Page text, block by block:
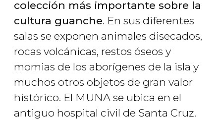
colección más importante sobre la
cultura guanche. En sus diferentes
salas se exponen animales disecados,
rocas volcánicas, restos óseos y
momias de los aborígenes de la isla y
muchos otros objetos de gran valor
histórico. El MUNA se ubica en el
antiguo hospital civil de Santa Cruz.